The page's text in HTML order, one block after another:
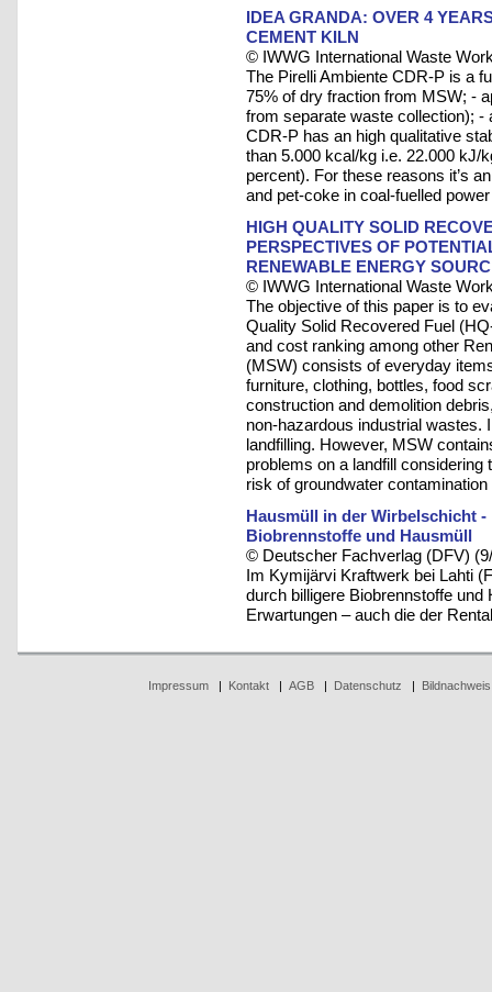
IDEA GRANDA: OVER 4
CEMENT KILN
© IWWG International Waste
The Pirelli Ambiente CDR-P is a
75% of dry fraction from MSW; -
from separate waste collection);
CDR-P has an high qualitative
than 5.000 kcal/kg i.e. 22.000 kJ/
percent). For these reasons it’s
and pet-coke in coal-fuelled
HIGH QUALITY SOLID
PERSPECTIVES OF
RENEWABLE ENERGY
© IWWG International Waste
The objective of this paper is to
Quality Solid Recovered Fuel
and cost ranking among other
(MSW) consists of everyday
furniture, clothing, bottles, food
construction and demolition
non-hazardous industrial wastes.
landfilling. However, MSW
problems on a landfill
risk of groundwater
Hausmüll in der Wirbelschicht
Biobrennstoffe und Hausmüll
© Deutscher Fachverlag (DFV)
Im Kymijärvi Kraftwerk bei Lahti
durch billigere Biobrennstoffe
Erwartungen – auch die der
Impressum| Kontakt| AGB| Datenschutz | Bildnachweis